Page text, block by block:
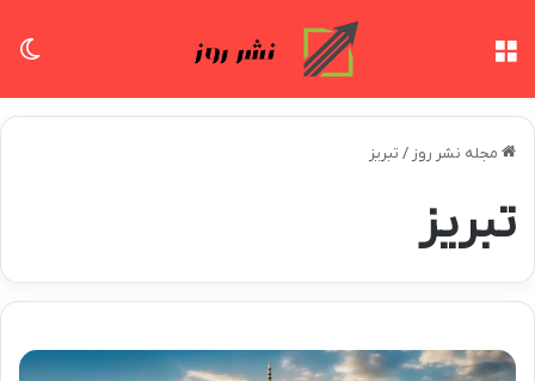
مجله نشر روز / تبریز
تبریز